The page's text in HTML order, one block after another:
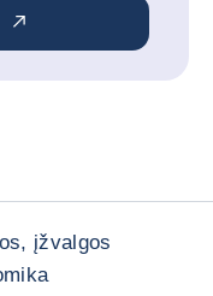
įžvalgos